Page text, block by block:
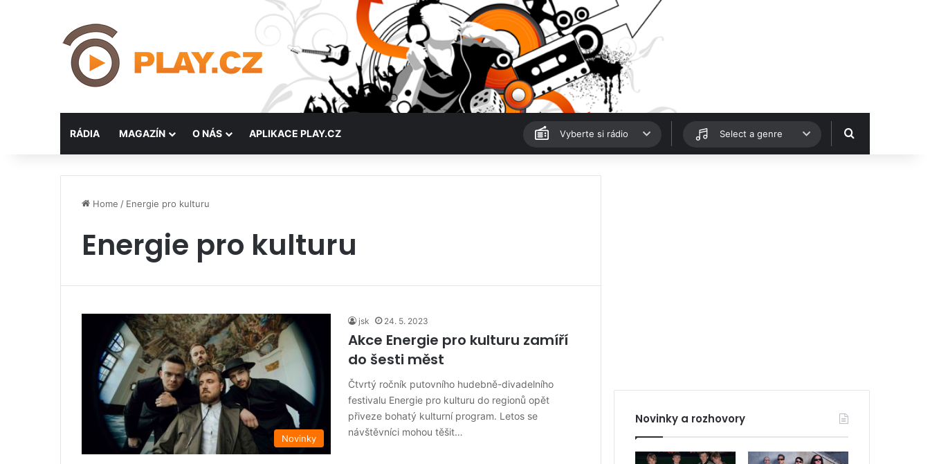
RÁDIA MAGAZÍN O NÁS APLIKACE PLAY.CZ Vyberte si rádio Select a genre Hledat
Home / Energie pro kulturu
Energie pro kulturu
Novinky
jsk 24. 5. 2023
Akce Energie pro kulturu zamíří
do šesti měst
Čtvrtý ročník putovního hudebně-divadelního
festivalu Energie pro kulturu do regionů opět
přiveze bohatý kulturní program. Letos se
návštěvníci mohou těšit…
Novinky a rozhovory